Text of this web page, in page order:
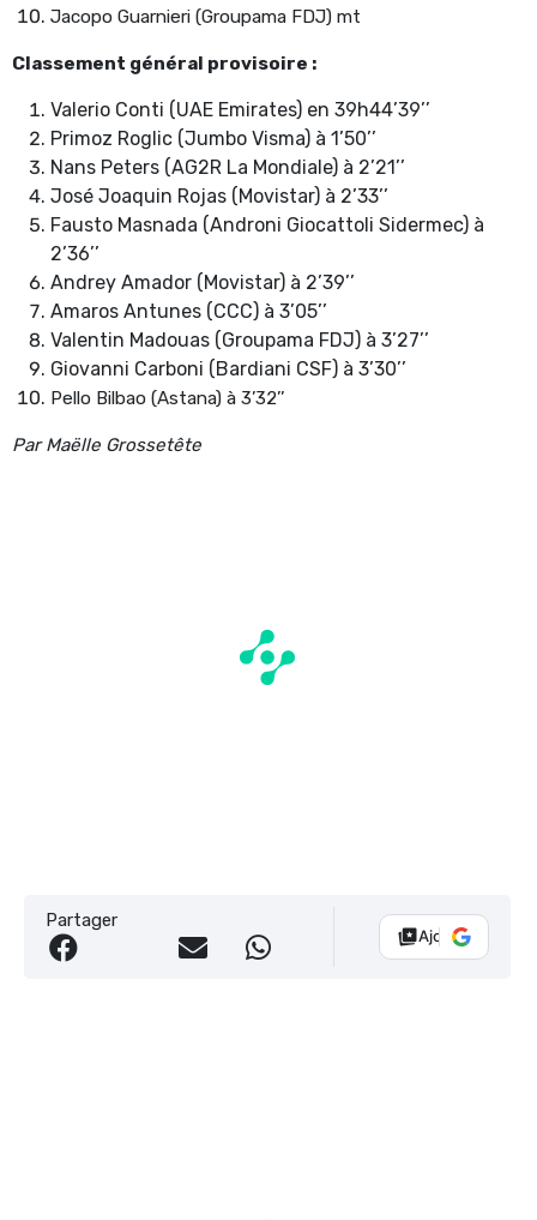
Jacopo Guarnieri (Groupama FDJ) mt
Classement général provisoire :
Valerio Conti (UAE Emirates) en 39h44’39’’
Primoz Roglic (Jumbo Visma) à 1’50’’
Nans Peters (AG2R La Mondiale) à 2’21’’
José Joaquin Rojas (Movistar) à 2’33’’
Fausto Masnada (Androni Giocattoli Sidermec) à
2’36’’
Andrey Amador (Movistar) à 2’39’’
Amaros Antunes (CCC) à 3’05’’
Valentin Madouas (Groupama FDJ) à 3’27’’
Giovanni Carboni (Bardiani CSF) à 3’30’’
Pello Bilbao (Astana) à 3’32’’
Par Maëlle Grossetête
Partager
Ajouter Vélo